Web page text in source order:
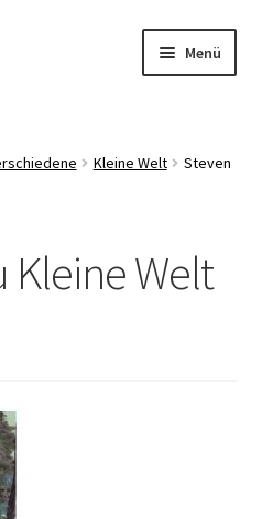
Menü
Kleine Welt
Steven
Kleine Welt